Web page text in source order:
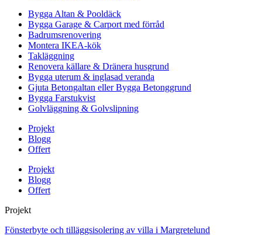
Bygga Altan & Pooldäck
Bygga Garage & Carport med förråd
Badrumsrenovering
Montera IKEA-kök
Takläggning
Renovera källare & Dränera husgrund
Bygga uterum & inglasad veranda
Gjuta Betongaltan eller Bygga Betonggrund
Bygga Farstukvist
Golvläggning & Golvslipning
Projekt
Blogg
Offert
Projekt
Blogg
Offert
Projekt
Fönsterbyte och tilläggsisolering av villa i Margretelund